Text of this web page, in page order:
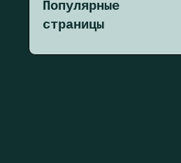
Популярные
страницы